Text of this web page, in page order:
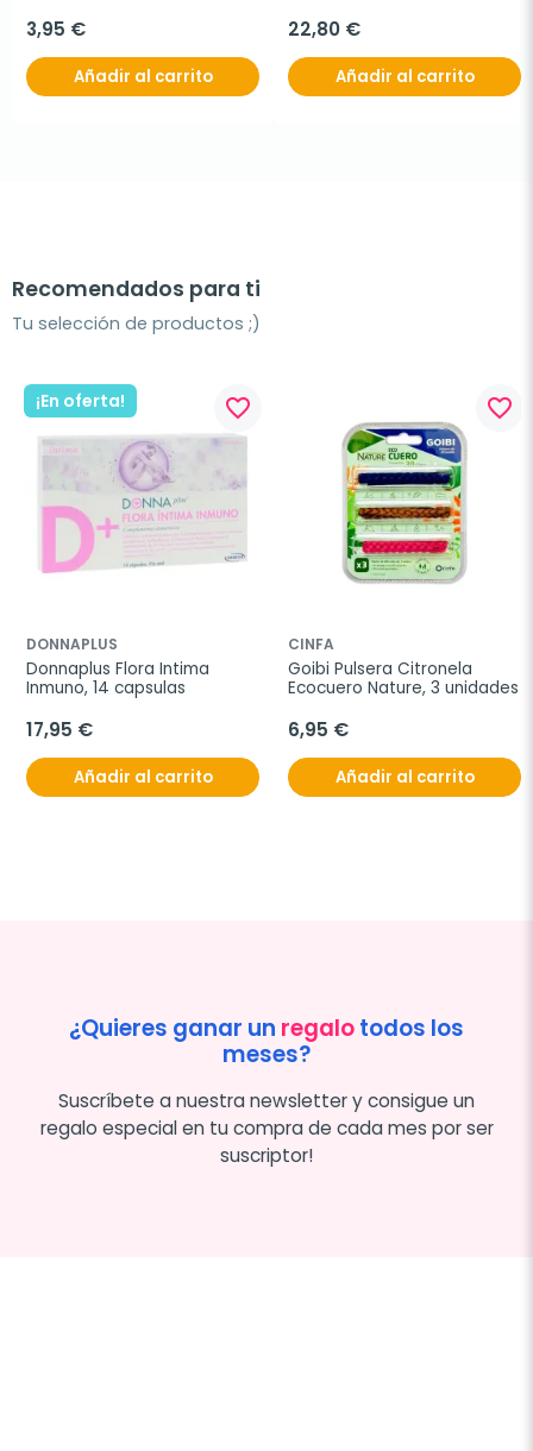
3,95 €
Añadir al carrito
22,80 €
Añadir al carrito
Recomendados para ti
Tu selección de productos ;)
¡En oferta! favorite_border
DONNAPLUS
Donnaplus Flora Intima
Inmuno, 14 capsulas
17,95 €
Añadir al carrito
favorite_border
CINFA
Goibi Pulsera Citronela
Ecocuero Nature, 3 unidades
6,95 €
Añadir al carrito
¿Quieres ganar un regalotodos los
meses?
Suscríbete a nuestra newsletter y consigue un
regalo especial en tu compra de cada mes por ser
suscriptor!